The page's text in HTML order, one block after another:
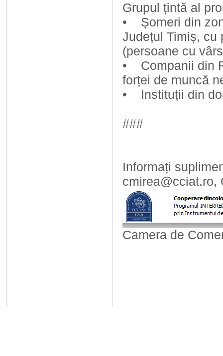
Grupul țintă al
• Șomeri din
Județul Timiș, cu
(persoane cu
• Companii din
forței de muncă
• Instituții din
###
Informați
cmirea@cciat.ro,
Camera de